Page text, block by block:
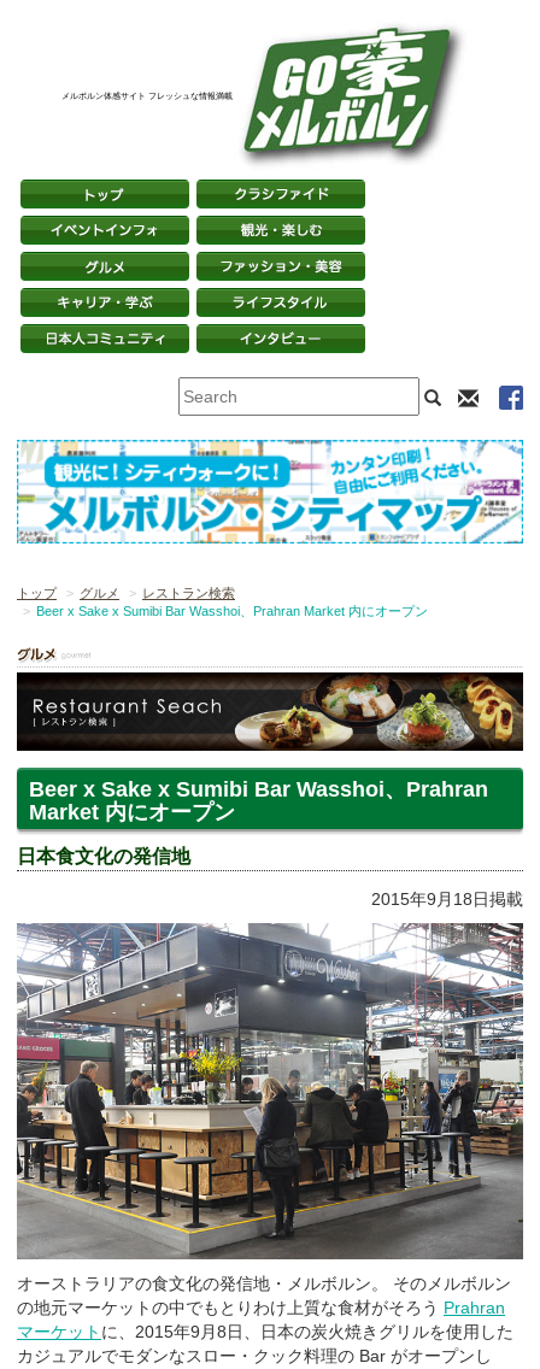
メルボルン体感サイト フレッシュな情報満載
トップ グルメ
レストラン検索
Beer x Sake x Sumibi Bar Wasshoi、Prahran Market 内にオープン
Beer x Sake x Sumibi Bar Wasshoi、Prahran
Market 内にオープン
日本食文化の発信地
2015年9月18日掲載
オーストラリアの食文化の発信地・メルボルン。 そのメルボルン
の地元マーケットの中でもとりわけ上質な食材がそろう Prahran
マーケット に、2015年9月8日、日本の炭火焼きグリルを使用した
カジュアルでモダンなスロー・クック料理の Bar がオープンし